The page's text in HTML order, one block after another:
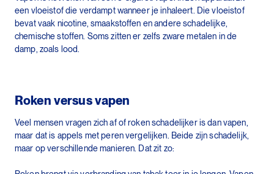
een vloeistof die verdampt wanneer je inhaleert. Die vloeistof
bevat vaak nicotine, smaakstoffen en andere schadelijke,
chemische stoffen. Soms zitten er zelfs zware metalen in de
damp, zoals lood.
Roken versus vapen
Veel mensen vragen zich af of roken schadelijker is dan vapen,
maar dat is appels met peren vergelijken. Beide zijn schadelijk,
maar op verschillende manieren. Dat zit zo: